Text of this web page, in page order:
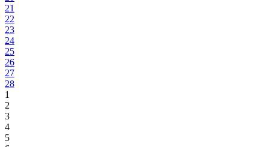
21
22
23
24
25
26
27
28
1
2
3
4
5